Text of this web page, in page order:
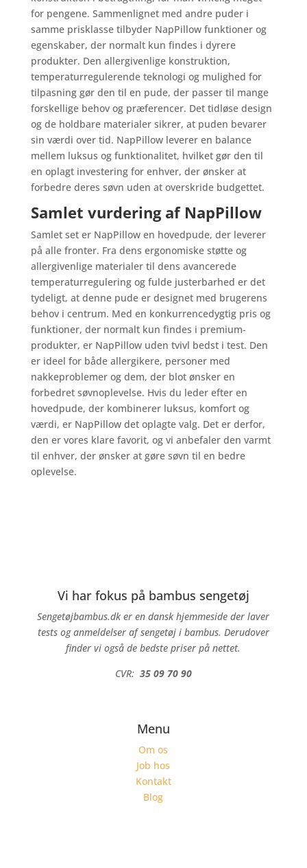
for pengene. Sammenlignet med andre puder i
samme prisklasse tilbyder NapPillow funktioner og
egenskaber, der normalt kun findes i dyrere
produkter. Den allergivenlige konstruktion,
temperaturregulerende teknologi og mulighed for
tilpasning gør den til en pude, der passer til mange
forskellige behov og præferencer. Det tidløse design
og de holdbare materialer sikrer, at puden bevarer
sin værdi over tid. NapPillow leverer en balance
mellem luksus og funktionalitet, hvilket gør den til
en oplagt investering for enhver, der ønsker at
forbedre deres søvn uden at overskride budgettet.
Samlet vurdering af NapPillow
Samlet set er NapPillow en hovedpude, der leverer
på alle fronter. Fra dens ergonomiske støtte og
allergivenlige materialer til dens avancerede
temperaturregulering og fulde justerbarhed er det
tydeligt, at denne pude er designet med brugerens
behov i centrum. Med en konkurrencedygtig pris og
funktioner, der normalt kun findes i premium-
produkter, er NapPillow uden tvivl bedst i test. Den
er ideel for både allergikere, personer med
nakkeproblemer og dem, der blot ønsker en
forbedret søvnoplevelse. Hvis du leder efter en
hovedpude, der kombinerer luksus, komfort og
værdi, er NapPillow det oplagte valg. Det er derfor,
den er vores klare favorit, og vi anbefaler den varmt
til enhver, der ønsker at gøre søvn til en bedre
oplevelse.
Vi har fokus på bambus sengetøj
Sengetøjbambus.dk er en dansk hjemmeside der laver
tests og anmeldelser af sengetøj i bambus. Derudover
finder vi også de bedste priser på nettet.
CVR: 35 09 70 90
Menu
Om os
Job hos
Kontakt
Blog